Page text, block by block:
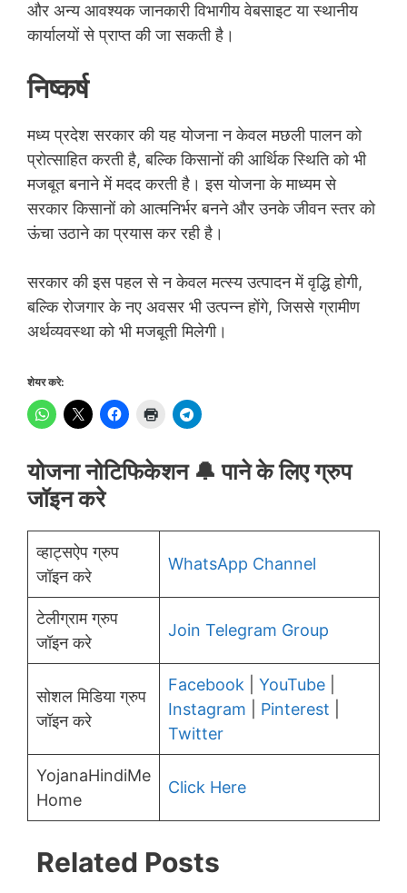
और अन्य आवश्यक जानकारी विभागीय वेबसाइट या स्थानीय
कार्यालयों से प्राप्त की जा सकती है।
निष्कर्ष
मध्य प्रदेश सरकार की यह योजना न केवल मछली पालन को
प्रोत्साहित करती है, बल्कि किसानों की आर्थिक स्थिति को भी
मजबूत बनाने में मदद करती है। इस योजना के माध्यम से
सरकार किसानों को आत्मनिर्भर बनने और उनके जीवन स्तर को
ऊंचा उठाने का प्रयास कर रही है।
सरकार की इस पहल से न केवल मत्स्य उत्पादन में वृद्धि होगी,
बल्कि रोजगार के नए अवसर भी उत्पन्न होंगे, जिससे ग्रामीण
अर्थव्यवस्था को भी मजबूती मिलेगी।
शेयर करे:
योजना नोटिफिकेशन 🔔 पाने के लिए ग्रुप
जॉइन करे
व्हाट्सऐप ग्रुप
जॉइन करे
WhatsApp Channel
टेलीग्राम ग्रुप
जॉइन करे
Join Telegram Group
सोशल मिडिया ग्रुप
जॉइन करे
Facebook YouTube
Instagram
Pinterest
Twitter
YojanaHindiMe
Home
Click Here
Related Posts